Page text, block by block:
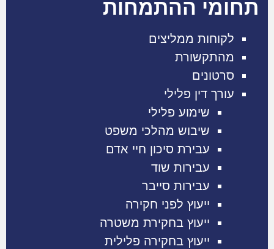
תחומי ההתמחות
לקוחות ממליצים
מהתקשורת
סרטונים
עורך דין פלילי
שימוע פלילי
שיבוש מהלכי משפט
עבירת סיכון חיי אדם
עבירות שוד
עבירות סייבר
ייעוץ לפני חקירה
ייעוץ בחקירת משטרה
ייעוץ בחקירה פלילית